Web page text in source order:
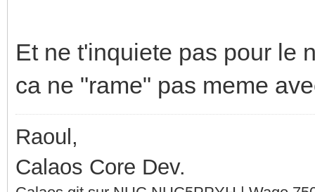
Et ne t'inquiete pas pour le
ca ne "rame" pas meme
Raoul,
Calaos Core Dev.